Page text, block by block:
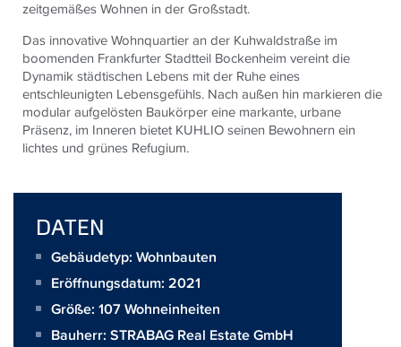
zeitgemäßes Wohnen in der Großstadt.
Das innovative Wohnquartier an der Kuhwaldstraße im
boomenden Frankfurter Stadtteil Bockenheim vereint die
Dynamik städtischen Lebens mit der Ruhe eines
entschleunigten Lebensgefühls. Nach außen hin markieren die
modular aufgelösten Baukörper eine markante, urbane
Präsenz, im Inneren bietet KUHLIO seinen Bewohnern ein
lichtes und grünes Refugium.
DATEN
Gebäudetyp: Wohnbauten
Eröffnungsdatum: 2021
Größe: 107 Wohneinheiten
Bauherr: STRABAG Real Estate GmbH